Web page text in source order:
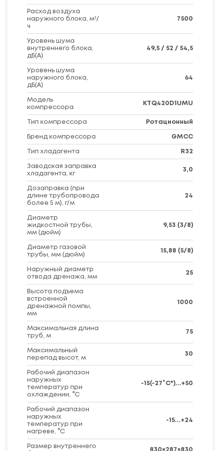
Расход воздуха
наружного блока, м³/
ч
7500
Уровень шума
внутреннего блока,
дБ(А)
49,5 / 52 / 54,5
Уровень шума
наружного блока,
дБ(А)
64
Модель
компрессора
KTQ420D1UMU
Тип компрессора Ротационный
Бренд компрессора GMCC
Тип хладагента R32
Заводская заправка
хладагента, кг
3,0
Дозаправка (при
длине трубопровода
более 5 м), г/м
24
Диаметр
жидкостной трубы,
мм (дюйм)
9,53 (3/8)
Диаметр газовой
трубы, мм (дюйм)
15,88 (5/8)
Наружный диаметр
отвода дренажа, мм
25
Высота подъема
встроенной
дренажной помпы,
мм
1000
Максимальная длина
труб, м
75
Максимальный
перепад высот, м
30
Рабочий диапазон
наружных
температур при
охлаждении, °C
-15(-27°C*)...+50
Рабочий диапазон
наружных
температур при
нагреве, °C
-15...+24
Размер внутреннего
830×287×830